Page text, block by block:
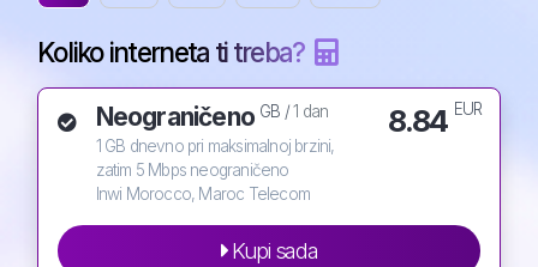
Koliko interneta ti treba?
Neograničeno GB /1 dan
1 GB dnevno pri maksimalnoj brzini,
zatim 5 Mbps neograničeno
Inwi Morocco, Maroc Telecom
8.84 EUR
Kupi sada